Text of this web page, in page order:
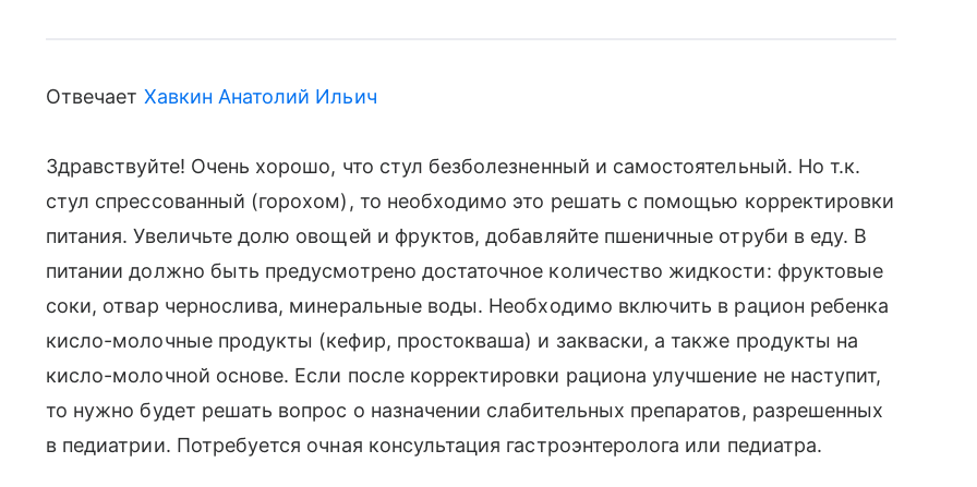
Отвечает Хавкин Анатолий Ильич
Здравствуйте! Очень хорошо, что стул безболезненный и самостоятельный. Но т.к.
стул спрессованный (горохом), то необходимо это решать с помощью корректировки
питания. Увеличьте долю овощей и фруктов, добавляйте пшеничные отруби в еду. В
питании должно быть предусмотрено достаточное количество жидкости: фруктовые
соки, отвар чернослива, минеральные воды. Необходимо включить в рацион ребенка
кисло-молочные продукты (кефир, простокваша) и закваски, а также продукты на
кисло-молочной основе. Если после корректировки рациона улучшение не наступит,
то нужно будет решать вопрос о назначении слабительных препаратов, разрешенных
в педиатрии. Потребуется очная консультация гастроэнтеролога или педиатра.